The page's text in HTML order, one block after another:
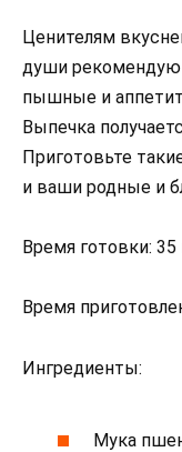
Ценителям
души рекомендую
пышные и
Выпечка
Приготовьте
и ваши родные и
Время готовки:
Время
Ингредиенты:
Мука